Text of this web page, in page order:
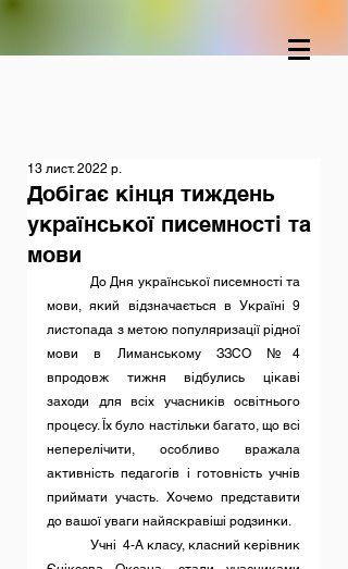
Добігає кінця тиждень
української писемності та
мови
13 лист. 2022 р.
	До Дня української писемності та
мови, який відзначається в Україні 9
листопада з метою популяризації рідної
мови в Лиманському ЗЗСО №4
впродовж тижня відбулись цікаві
заходи для всіх учасників освітнього
процесу. Їх було настільки багато, що всі
неперелічити, особливо вражала
активність педагогів і готовність учнів
приймати участь. Хочемо представити
до вашої уваги найяскравіші родзинки.